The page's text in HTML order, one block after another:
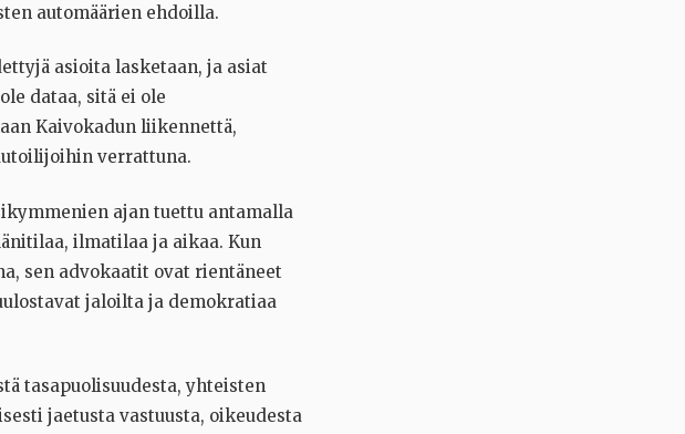
automäärien ehdoilla.
asioita lasketaan, ja asiat
dataa, sitä ei ole
Kaivokadun liikennettä,
verrattuna.
ajan tuettu antamalla
ilmatilaa ja aikaa. Kun
sen advokaatit ovat rientäneet
jaloilta ja demokratiaa
tasapuolisuudesta, yhteisten
jaetusta vastuusta, oikeudesta